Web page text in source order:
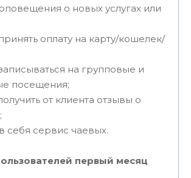
о новых услугах или
оплату на карту/кошелек/
на групповые и
посещения;
от клиента отзывы о
себя сервис чаевых.
первый месяц